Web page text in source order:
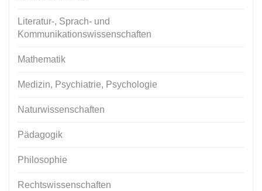
Literatur-, Sprach- und
Kommunikationswissenschaften
Mathematik
Medizin, Psychiatrie, Psychologie
Naturwissenschaften
Pädagogik
Philosophie
Rechtswissenschaften